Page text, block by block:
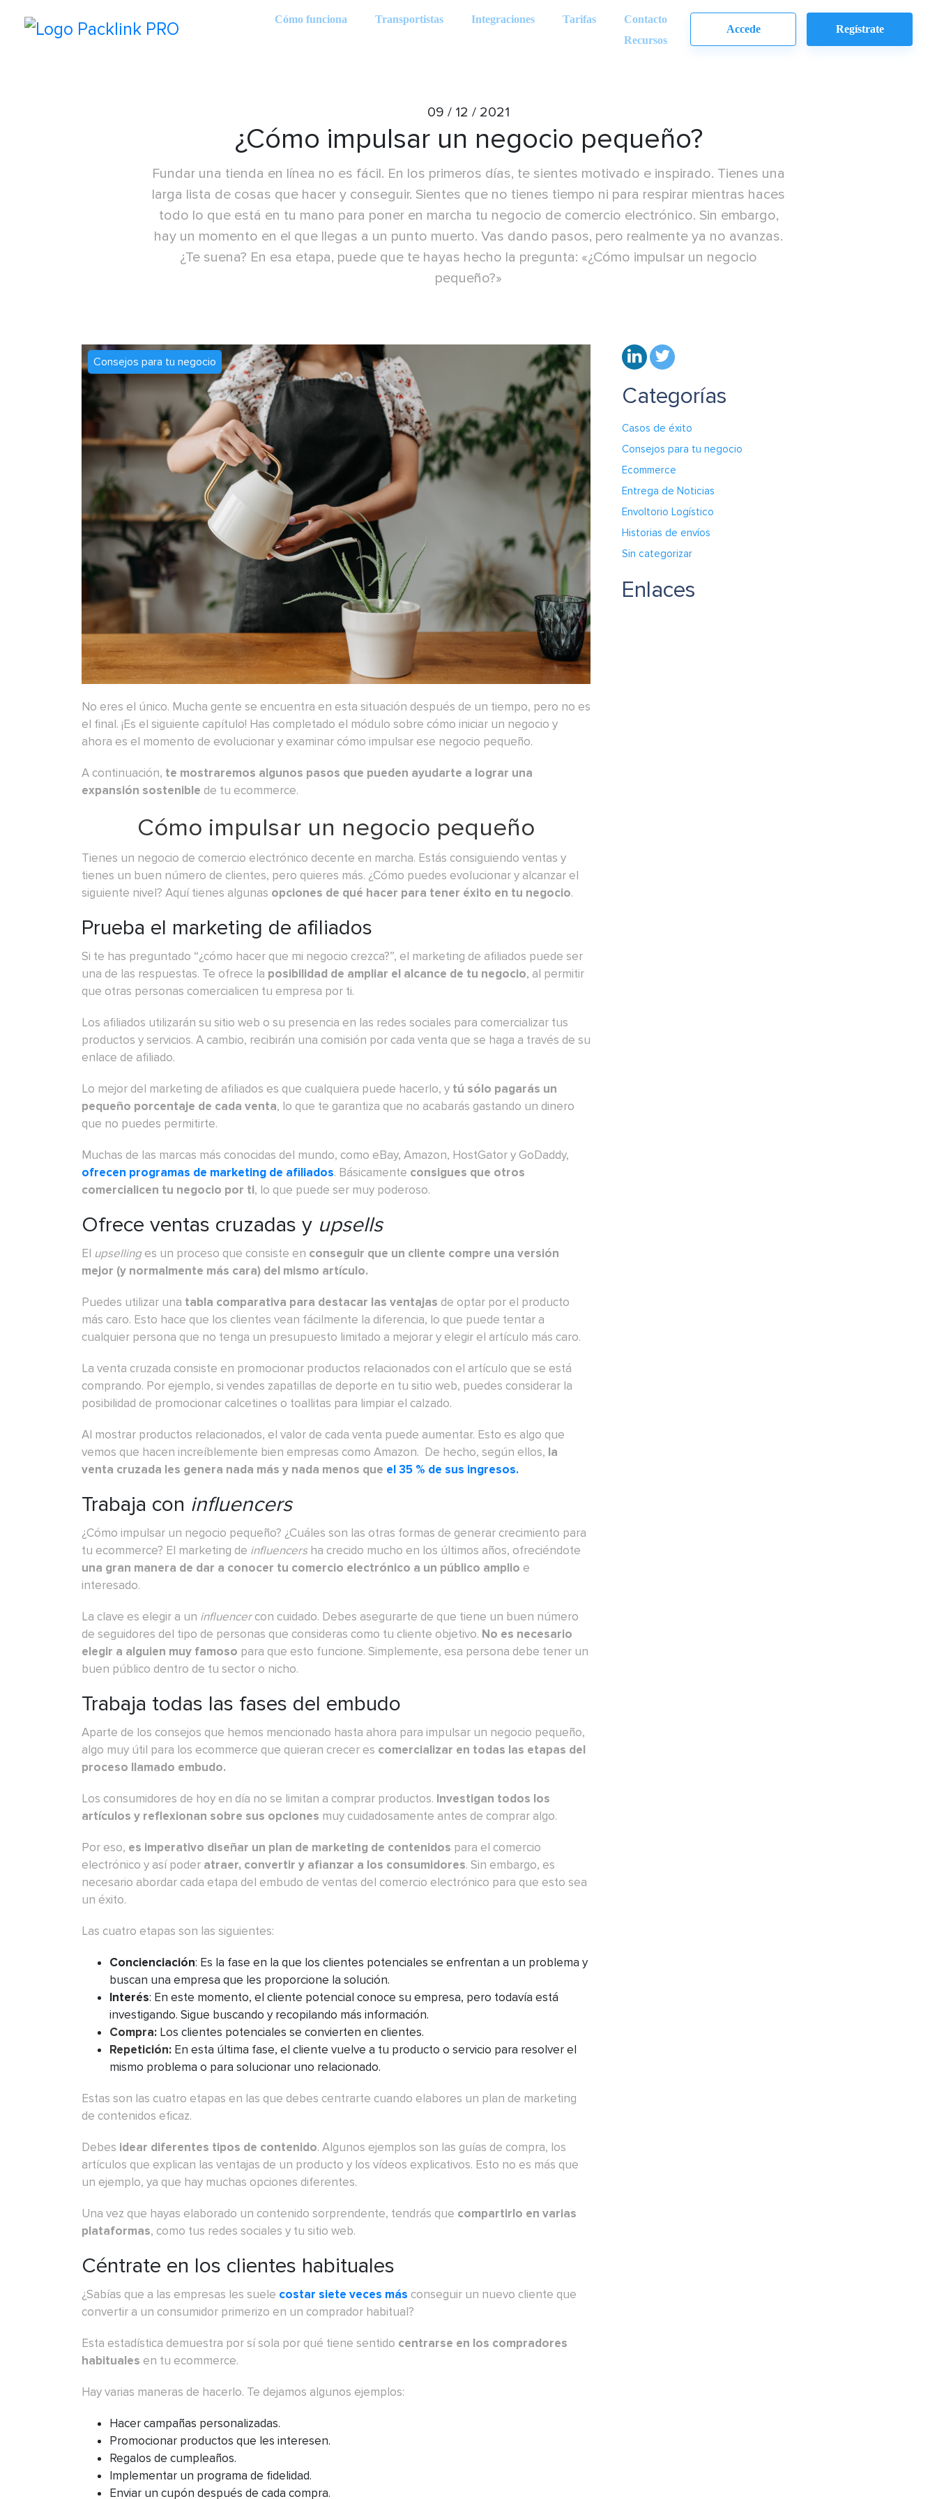
Cómo funciona Transportistas Integraciones Tarifas
Contacto
Recursos
Accede Regístrate
09 / 12 / 2021
¿Cómo impulsar un negocio pequeño?
Fundar una tienda en línea no es fácil. En los primeros días, te sientes motivado e inspirado. Tienes una
larga lista de cosas que hacer y conseguir. Sientes que no tienes tiempo ni para respirar mientras haces
todo lo que está en tu mano para poner en marcha tu negocio de comercio electrónico. Sin embargo,
hay un momento en el que llegas a un punto muerto. Vas dando pasos, pero realmente ya no avanzas.
¿Te suena? En esa etapa, puede que te hayas hecho la pregunta: «¿Cómo impulsar un negocio
pequeño?»
Consejos para tu negocio
No eres el único. Mucha gente se encuentra en esta situación después de un tiempo, pero no es
el final. ¡Es el siguiente capítulo! Has completado el módulo sobre cómo iniciar un negocio y
ahora es el momento de evolucionar y examinar cómo impulsar ese negocio pequeño.
A continuación, te mostraremos algunos pasos que pueden ayudarte a lograr una
expansión sostenible de tu ecommerce.
Cómo impulsar un negocio pequeño
Tienes un negocio de comercio electrónico decente en marcha. Estás consiguiendo ventas y
tienes un buen número de clientes, pero quieres más. ¿Cómo puedes evolucionar y alcanzar el
siguiente nivel? Aquí tienes algunas opciones de qué hacer para tener éxito en tu negocio.
Prueba el marketing de afiliados
Si te has preguntado “¿cómo hacer que mi negocio crezca?”, el marketing de afiliados puede ser
una de las respuestas. Te ofrece la posibilidad de ampliar el alcance de tu negocio, al permitir
que otras personas comercialicen tu empresa por ti.
Los afiliados utilizarán su sitio web o su presencia en las redes sociales para comercializar tus
productos y servicios. A cambio, recibirán una comisión por cada venta que se haga a través de su
enlace de afiliado.
Lo mejor del marketing de afiliados es que cualquiera puede hacerlo, y tú sólo pagarás un
pequeño porcentaje de cada venta, lo que te garantiza que no acabarás gastando un dinero
que no puedes permitirte.
Muchas de las marcas más conocidas del mundo, como eBay, Amazon, HostGator y GoDaddy,
ofrecen programas de marketing de afiliados. Básicamente consigues que otros
comercialicen tu negocio por ti, lo que puede ser muy poderoso.
Ofrece ventas cruzadas y upsells
El upsellinges un proceso que consiste en conseguir que un cliente compre una versión
mejor (y normalmente más cara) del mismo artículo.
Puedes utilizar una tabla comparativa para destacar las ventajas de optar por el producto
más caro. Esto hace que los clientes vean fácilmente la diferencia, lo que puede tentar a
cualquier persona que no tenga un presupuesto limitado a mejorar y elegir el artículo más caro.
La venta cruzada consiste en promocionar productos relacionados con el artículo que se está
comprando. Por ejemplo, si vendes zapatillas de deporte en tu sitio web, puedes considerar la
posibilidad de promocionar calcetines o toallitas para limpiar el calzado.
Al mostrar productos relacionados, el valor de cada venta puede aumentar. Esto es algo que
vemos que hacen increíblemente bien empresas como Amazon. De hecho, según ellos, la
venta cruzada les genera nada más y nada menos que el 35 % de sus ingresos.
Trabaja con influencers
¿Cómo impulsar un negocio pequeño? ¿Cuáles son las otras formas de generar crecimiento para
tu ecommerce? El marketing de influencersha crecido mucho en los últimos años, ofreciéndote
una gran manera de dar a conocer tu comercio electrónico a un público amplio e
interesado.
La clave es elegir a un influencercon cuidado. Debes asegurarte de que tiene un buen número
de seguidores del tipo de personas que consideras como tu cliente objetivo. No es necesario
elegir a alguien muy famoso para que esto funcione. Simplemente, esa persona debe tener un
buen público dentro de tu sector o nicho.
Trabaja todas las fases del embudo
Aparte de los consejos que hemos mencionado hasta ahora para impulsar un negocio pequeño,
algo muy útil para los ecommerce que quieran crecer es comercializar en todas las etapas del
proceso llamado embudo.
Los consumidores de hoy en día no se limitan a comprar productos. Investigan todos los
artículos y reflexionan sobre sus opciones muy cuidadosamente antes de comprar algo.
Por eso, es imperativo diseñar un plan de marketing de contenidos para el comercio
electrónico y así poder atraer, convertir y afianzar a los consumidores. Sin embargo, es
necesario abordar cada etapa del embudo de ventas del comercio electrónico para que esto sea
un éxito.
Las cuatro etapas son las siguientes:
Concienciación: Es la fase en la que los clientes potenciales se enfrentan a un problema y
buscan una empresa que les proporcione la solución.
Interés: En este momento, el cliente potencial conoce su empresa, pero todavía está
investigando. Sigue buscando y recopilando más información.
Compra: Los clientes potenciales se convierten en clientes.
Repetición: En esta última fase, el cliente vuelve a tu producto o servicio para resolver el
mismo problema o para solucionar uno relacionado.
Estas son las cuatro etapas en las que debes centrarte cuando elabores un plan de marketing
de contenidos eficaz.
Debes idear diferentes tipos de contenido. Algunos ejemplos son las guías de compra, los
artículos que explican las ventajas de un producto y los vídeos explicativos. Esto no es más que
un ejemplo, ya que hay muchas opciones diferentes.
Una vez que hayas elaborado un contenido sorprendente, tendrás que compartirlo en varias
plataformas, como tus redes sociales y tu sitio web.
Céntrate en los clientes habituales
¿Sabías que a las empresas les suele costar siete veces más conseguir un nuevo cliente que
convertir a un consumidor primerizo en un comprador habitual?
Esta estadística demuestra por sí sola por qué tiene sentido centrarse en los compradores
habituales en tu ecommerce.
Hay varias maneras de hacerlo. Te dejamos algunos ejemplos:
Hacer campañas personalizadas.
Promocionar productos que les interesen.
Regalos de cumpleaños.
Implementar un programa de fidelidad.
Enviar un cupón después de cada compra.
Categorías
Casos de éxito
Consejos para tu negocio
Ecommerce
Entrega de Noticias
Envoltorio Logístico
Historias de envíos
Sin categorizar
Enlaces